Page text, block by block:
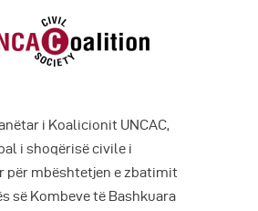
i Koalicionit UNCAC,
i shoqërisë civile i
për mbështetjen e zbatimit
së Kombeve të Bashkuara